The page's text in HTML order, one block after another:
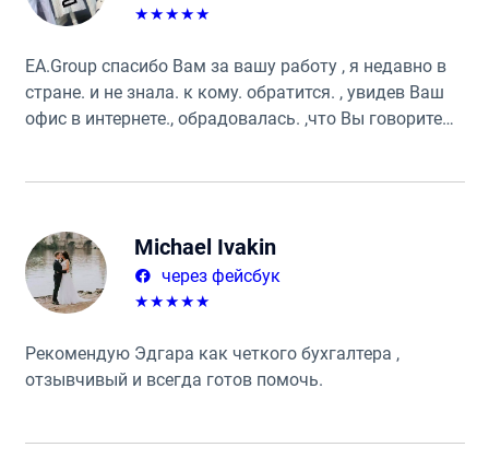
★★★★★
ЕА.Group спасибо Вам за вашу работу , я недавно в
стране. и не знала. к кому. обратится. , увидев Ваш
офис в интернете., обрадовалась. ,что Вы говорите
Michael Ivakin
через фейсбук
★★★★★
Рекомендую Эдгара как четкого бухгалтера ,
отзывчивый и всегда готов помочь.